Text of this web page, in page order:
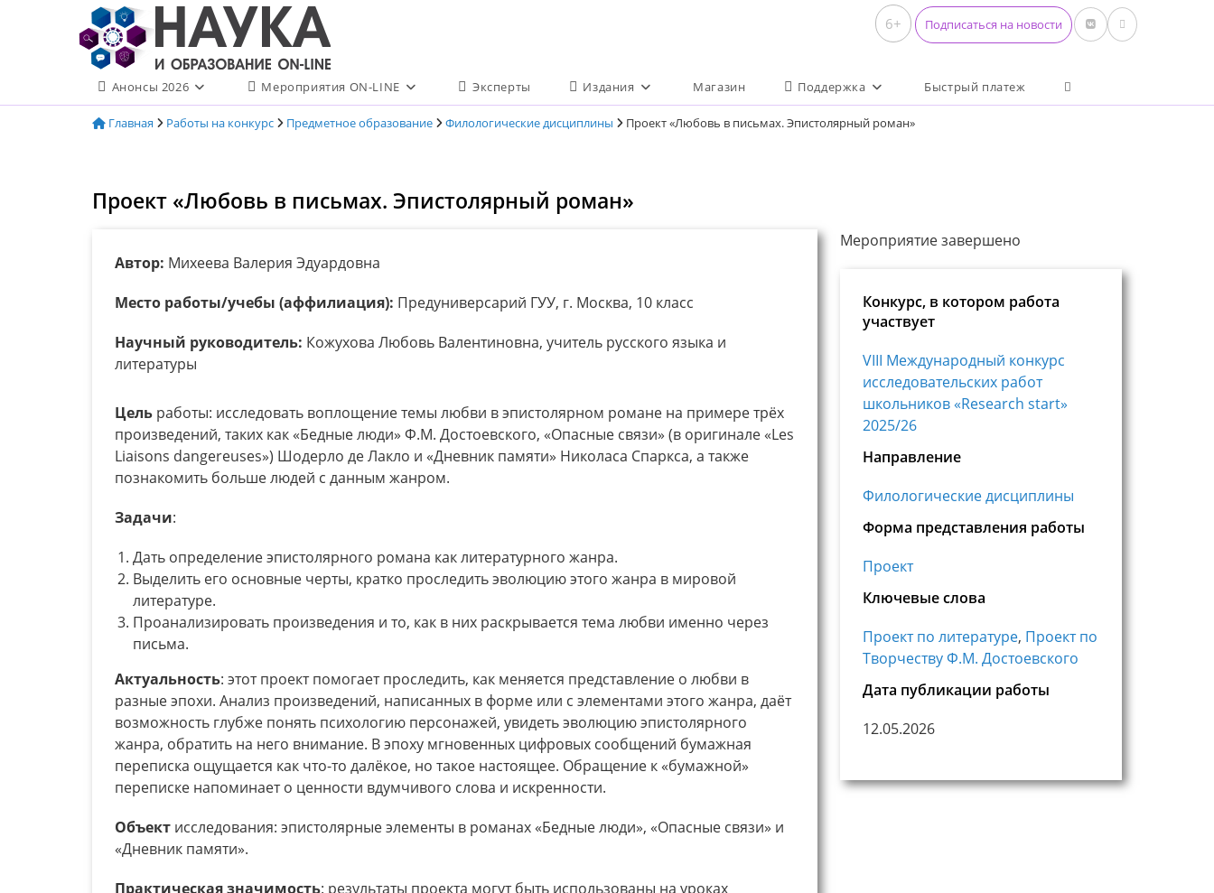
содержимому
6+ Подписаться на новости
Анонсы 2026 Мероприятия ON-LINE Эксперты Издания Магазин Поддержка Быстрый платеж Переключить поиск по
Главная Работы на конкурс Предметное образование Филологические дисциплины Проект «Любовь в письмах. Эпистолярный роман»
Проект «Любовь в письмах. Эпистолярный роман»
Автор: Михеева Валерия Эдуардовна
Место работы/учебы (аффилиация): Предуниверсарий ГУУ, г. Москва, 10 класс
Научный руководитель: Кожухова Любовь Валентиновна, учитель русского языка и
литературы
Цель работы: исследовать воплощение темы любви в эпистолярном романе на примере трёх
произведений, таких как «Бедные люди» Ф.М. Достоевского, «Опасные связи» (в оригинале «Les
Liaisons dangereuses») Шодерло де Лакло и «Дневник памяти» Николаса Спаркса, а также
познакомить больше людей с данным жанром.
Задачи:
Дать определение эпистолярного романа как литературного жанра.
Выделить его основные черты, кратко проследить эволюцию этого жанра в мировой
литературе.
Проанализировать произведения и то, как в них раскрывается тема любви именно через
письма.
Актуальность: этот проект помогает проследить, как меняется представление о любви в
разные эпохи. Анализ произведений, написанных в форме или с элементами этого жанра, даёт
возможность глубже понять психологию персонажей, увидеть эволюцию эпистолярного
жанра, обратить на него внимание. В эпоху мгновенных цифровых сообщений бумажная
переписка ощущается как что-то далёкое, но такое настоящее. Обращение к «бумажной»
переписке напоминает о ценности вдумчивого слова и искренности.
Объект исследования: эпистолярные элементы в романах «Бедные люди», «Опасные связи» и
«Дневник памяти».
Практическаязначимость: результаты проекта могут быть использованы на уроках
Мероприятие завершено
Конкурс, в котором работа
участвует
VIII Международный конкурс
исследовательских работ
школьников «Research start»
2025/26
Направление
Филологические дисциплины
Форма представления работы
Проект
Ключевые слова
Проект по литературе, Проект по
Творчеству Ф.М. Достоевского
Дата публикации работы
12.05.2026